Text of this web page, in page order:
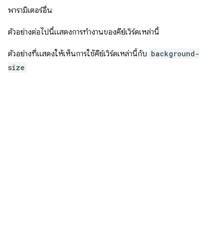
พารามิเตอร์อื่น
ตัวอย่างต่อไปนี้แสดงการทำงานของคีย์เวิร์ดเหล่านี้
ตัวอย่างที่แสดงให้เห็นการใช้คีย์เวิร์ดเหล่านี้กับ background-
size